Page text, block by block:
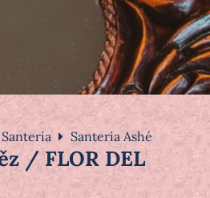
Santería Santeria Ashé
/ FLOR DEL